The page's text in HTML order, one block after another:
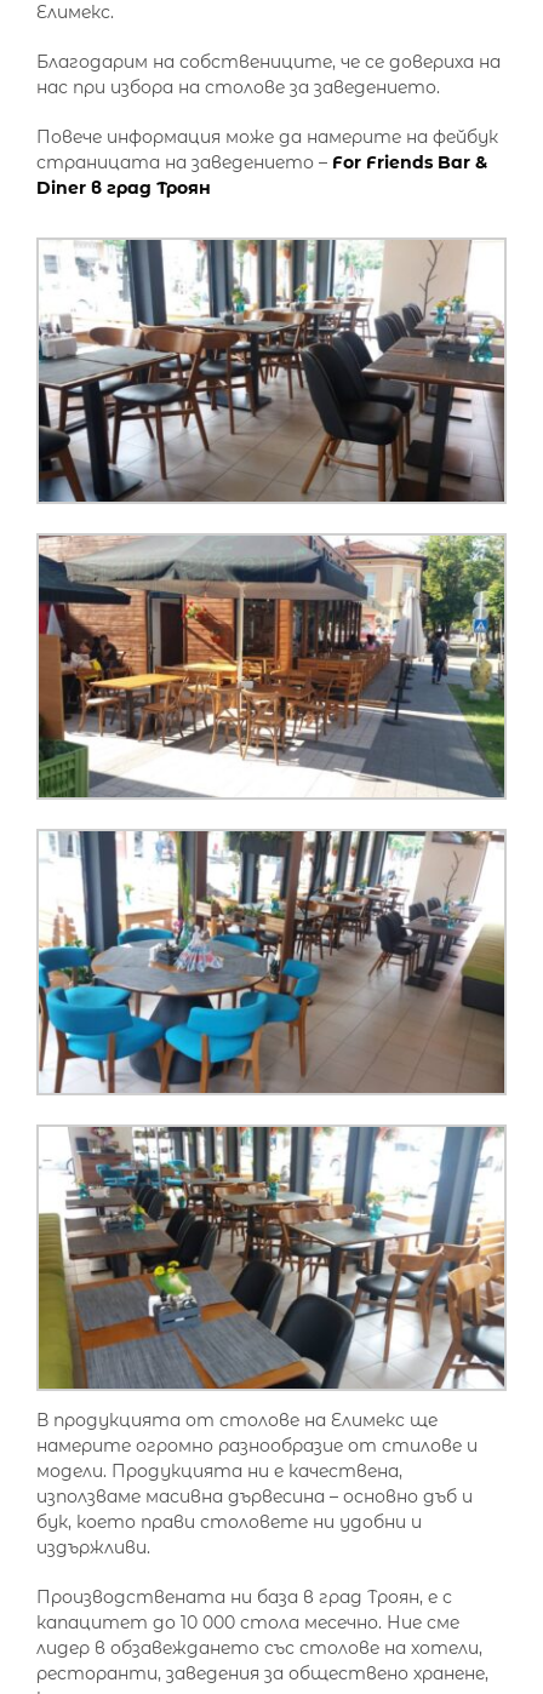
Елимекс.
Благодарим на собствениците, че се довериха на
нас при избора на столове за заведението.
Повече информация може да намерите на фейбук
страницата на заведението – For Friends Bar &
Diner в град Троян
В продукцията от столове на Елимекс ще
намерите огромно разнообразие от стилове и
модели. Продукцията ни е качествена,
използваме масивна дървесина – основно дъб и
бук, което прави столовете ни удобни и
издържливи.
Производствената ни база в град Троян, е с
капацитет до 10 000 стола месечно. Ние сме
лидер в обзавеждането със столове на хотели,
ресторанти, заведения за обществено хранене,